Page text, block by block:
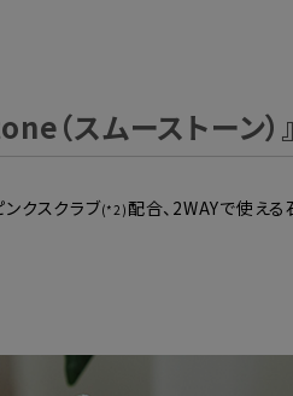
（スムーストーン）』
ンクスクラブ(*2) 配合、2WAYで使え